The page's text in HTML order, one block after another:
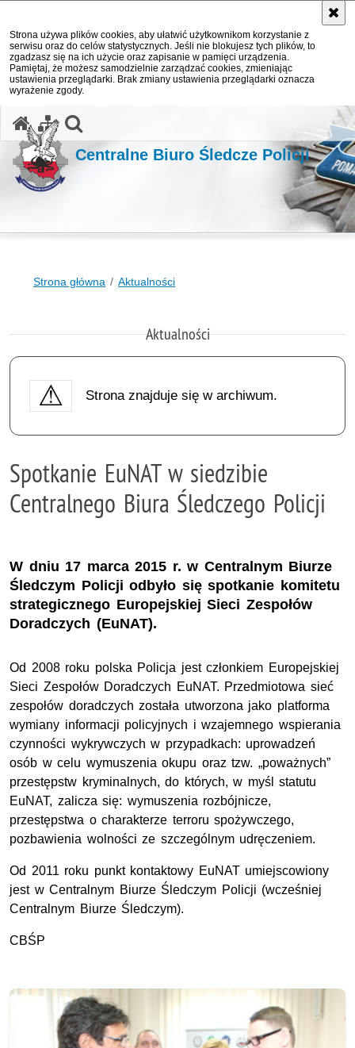
Strona używa plików cookies, aby ułatwić użytkownikom korzystanie z
serwisu oraz do celów statystycznych. Jeśli nie blokujesz tych plików, to
zgadzasz się na ich użycie oraz zapisanie w pamięci urządzenia.
Pamiętaj, że możesz samodzielnie zarządzać cookies, zmieniając
ustawienia przeglądarki. Brak zmiany ustawienia przeglądarki oznacza
wyrażenie zgody.
Centralne Biuro Śledcze Policji
Strona główna Aktualności
Aktualności
Strona znajduje się w archiwum.
Spotkanie EuNAT w siedzibie
Centralnego Biura Śledczego Policji
W dniu 17 marca 2015 r. w Centralnym Biurze
Śledczym Policji odbyło się spotkanie komitetu
strategicznego Europejskiej Sieci Zespołów
Doradczych (EuNAT).
Od 2008 roku polska Policja jest członkiem Europejskiej
Sieci Zespołów Doradczych EuNAT. Przedmiotowa sieć
zespołów doradczych została utworzona jako platforma
wymiany informacji policyjnych i wzajemnego wspierania
czynności wykrywczych w przypadkach: uprowadzeń
osób w celu wymuszenia okupu oraz tzw. „poważnych”
przestępstw kryminalnych, do których, w myśl statutu
EuNAT, zalicza się: wymuszenia rozbójnicze,
przestępstwa o charakterze terroru spożywczego,
pozbawienia wolności ze szczególnym udręczeniem.
Od 2011 roku punkt kontaktowy EuNAT umiejscowiony
jest w Centralnym Biurze Śledczym Policji (wcześniej
Centralnym Biurze Śledczym).
CBŚP